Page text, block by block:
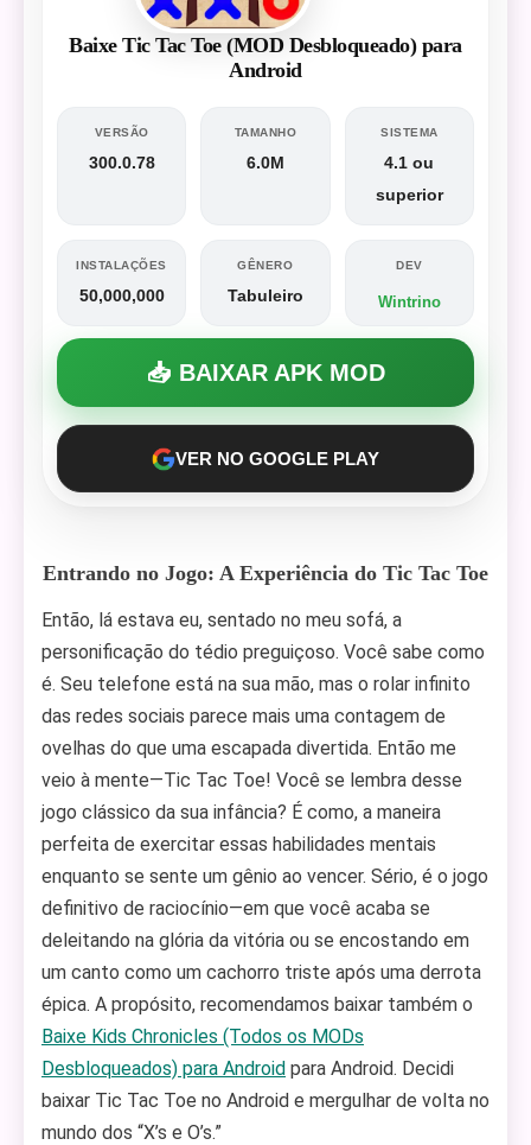
Baixe Tic Tac Toe (MOD Desbloqueado) para
Android
VERSÃO
300.0.78
TAMANHO
6.0M
SISTEMA
4.1 ou
superior
INSTALAÇÕES
50,000,000
GÊNERO
Tabuleiro
DEV
Wintrino
📥 BAIXAR APK MOD
VER NO GOOGLE PLAY
Entrando no Jogo: A Experiência do Tic Tac Toe
Então, lá estava eu, sentado no meu sofá, a
personificação do tédio preguiçoso. Você sabe como
é. Seu telefone está na sua mão, mas o rolar infinito
das redes sociais parece mais uma contagem de
ovelhas do que uma escapada divertida. Então me
veio à mente—Tic Tac Toe! Você se lembra desse
jogo clássico da sua infância? É como, a maneira
perfeita de exercitar essas habilidades mentais
enquanto se sente um gênio ao vencer. Sério, é o jogo
definitivo de raciocínio—em que você acaba se
deleitando na glória da vitória ou se encostando em
um canto como um cachorro triste após uma derrota
épica. A propósito, recomendamos baixar também o
Baixe Kids Chronicles (Todos os MODs
Desbloqueados) para Android para Android. Decidi
baixar Tic Tac Toe no Android e mergulhar de volta no
mundo dos “X’s e O’s.”